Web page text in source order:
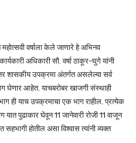
महोत्सवी वर्षाला केले जाणारे हे अभिनव
अधिकारी सौ. वर्षा ठाकूर-घुगे यांनी
शासकीय उपक्रमा अंतर्गत असलेल्या सर्व
घेणार आहेत. याचबरोबर खाजगी संस्थाही
ही याच उपक्रमाचा एक भाग राहील. प्रत्येक
यात पुढाकार घेवून 11 जानेवारी रोजी 11 वाजून
सहभागी होतील असा विश्वास त्यांनी व्यक्त